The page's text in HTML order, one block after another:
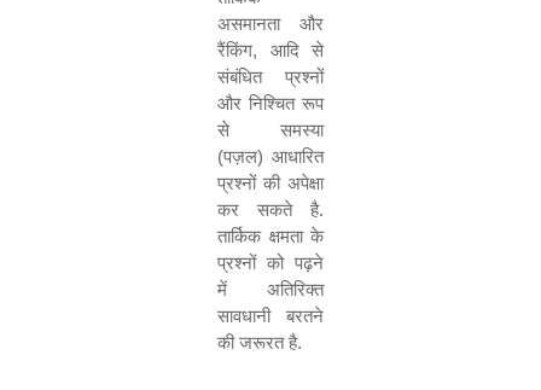
असमानता और
रैंकिंग, आदि से
संबंधित प्रश्नों
और निश्चित रूप
से समस्या
(पज़ल) आधारित
प्रश्नों की अपेक्षा
कर सकते है.
तार्किक क्षमता के
प्रश्नों को पढ़ने
में अतिरिक्त
सावधानी बरतने
की जरूरत है.